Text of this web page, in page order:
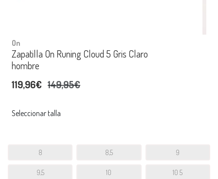
On
Zapatilla On Runing Cloud 5 Gris Claro
hombre
119,96€ 149,95€
Seleccionar talla
8 8,5 9
9,5 10 10 5